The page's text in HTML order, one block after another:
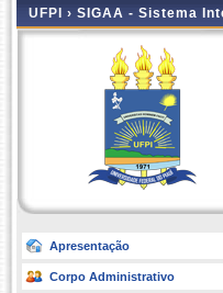
UFPI › SIGAA - Sistema
Apresentação
Corpo Administrativo